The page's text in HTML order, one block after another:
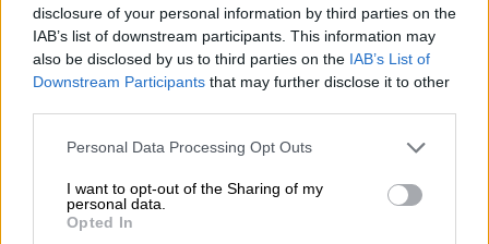
disclosure of your personal information by third parties on the
IAB’s list of downstream participants. This information may
also be disclosed by us to third parties on the IAB’s List of
Downstream Participants that may further disclose it to other
Please note that this website/app uses one or more Google
not limited to your visit or usage behaviour. You may click to
grant or deny consent to Google and its third-party tags to
use your data for below specified purposes in below Google
Personal Data Processing Opt Outs
I want to opt-out of the Sharing of my
personal data.
Opted In